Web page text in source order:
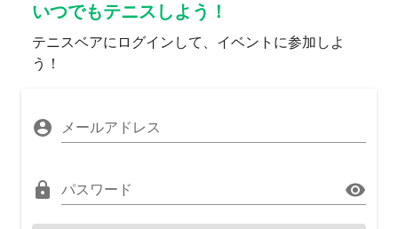
いつでもテニスしよう！
テニスベアにログインして、イベントに参加しよ
う！
メールアドレス
パスワード